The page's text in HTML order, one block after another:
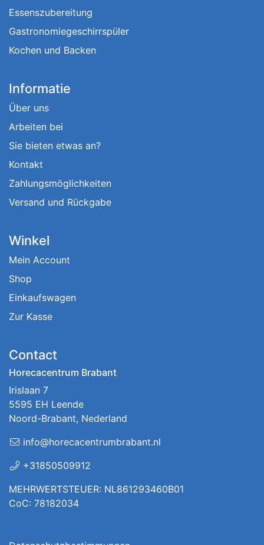
Essenszubereitung
Gastronomiegeschirrspüler
Kochen und Backen
Informatie
Über uns
Arbeiten bei
Sie bieten etwas an?
Kontakt
Zahlungsmöglichkeiten
Versand und Rückgabe
Winkel
Mein Account
Shop
Einkaufswagen
Zur Kasse
Contact
Horecacentrum Brabant
Irislaan 7
5595 EH Leende
Noord-Brabant, Nederland
info@horecacentrumbrabant.nl
+31850509912
MEHRWERTSTEUER: NL861293460B01
CoC: 78182034